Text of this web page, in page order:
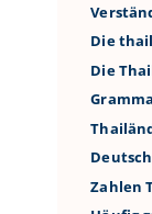
Die
Die
Zahlen